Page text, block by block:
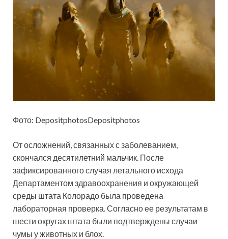
Фото: DepositphotosDepositphotos
От осложнений, связанных с заболеванием,
скончался десятилетний мальчик. После
зафиксированного случая летального исхода
Департаментом здравоохранения и окружающей
среды штата Колорадо была проведена
лабораторная проверка. Согласно ее результатам в
шести округах штата были подтверждены случаи
чумы у животных и блох.